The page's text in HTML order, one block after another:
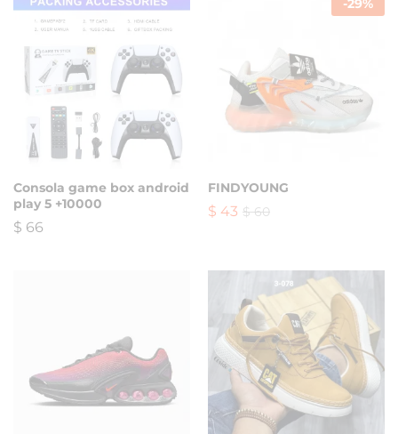
Consola game box android
play 5 +10000
$ 66
-29%
FINDYOUNG
$ 43 $60